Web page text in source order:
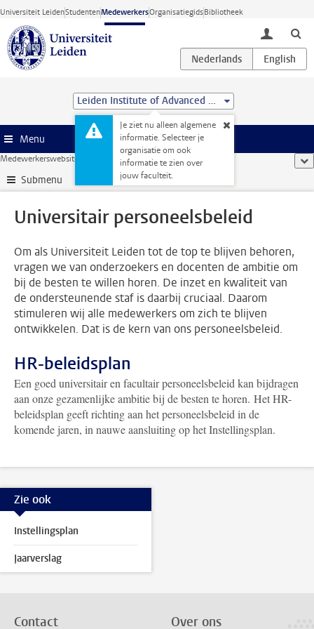
Ga direct naar de inhoud
Universiteit LeidenStudentenMedewerkersOrganisatiegidsBibliotheek
toggle
Leiden Institute of Advanced Computer Science (LIACS)
Je ziet nu alleen algemene
informatie. Selecteer je
organisatie om ook
informatie te zien over
jouw faculteit.
Menu
Medewerkerswebsite Universitair personeelsbeleid
Submenu
Universitair personeelsbeleid
Om als Universiteit Leiden tot de top te blijven behoren,
vragen we van onderzoekers en docenten de ambitie om
bij de besten te willen horen. De inzet en kwaliteit van
de ondersteunende staf is daarbij cruciaal. Daarom
stimuleren wij alle medewerkers om zich te blijven
ontwikkelen. Dat is de kern van ons personeelsbeleid.
HR-beleidsplan
Een goed universitair en facultair personeelsbeleid kan bijdragen
aan onze gezamenlijke ambitie bij de besten te horen. Het HR-
beleidsplan geeft richting aan het personeelsbeleid in de
komende jaren, in nauwe aansluiting op het Instellingsplan.
Zie ook
Instellingsplan
Jaarverslag
Contact Over ons